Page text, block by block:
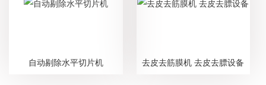
自动剔除水平切片机 去皮去筋膜机 去皮去膘设备